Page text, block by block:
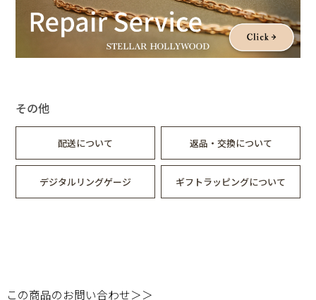
その他
配送について 返品・交換について
デジタルリングゲージ ギフトラッピングについて
この商品のお問い合わせ＞＞